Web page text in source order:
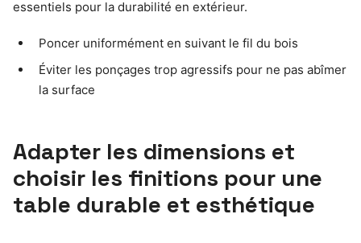
essentiels pour la durabilité en extérieur.
Poncer uniformément en suivant le fil du bois
Éviter les ponçages trop agressifs pour ne pas abîmer
la surface
Adapter les dimensions et
choisir les finitions pour une
table durable et esthétique